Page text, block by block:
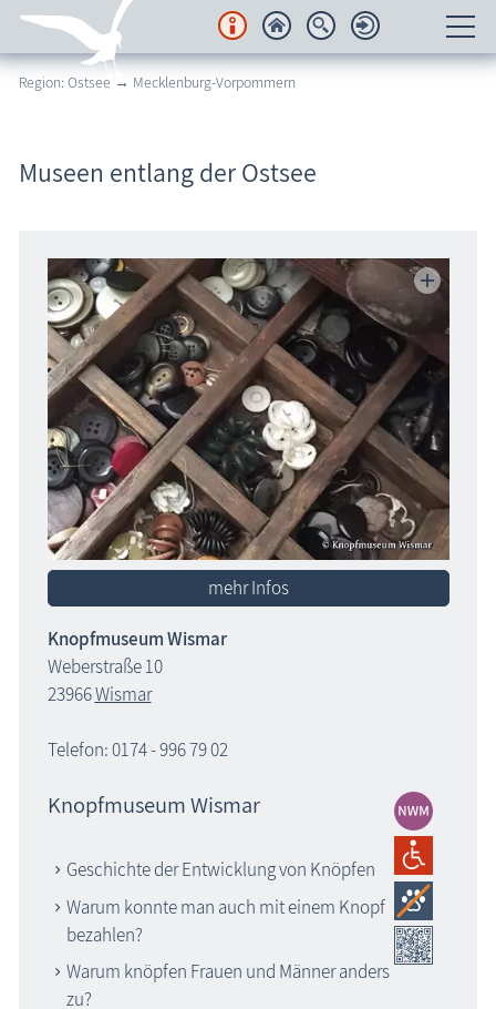
Unterkünfte
Karten
Freizeit
Wissenswertes
Veranstaltungen
Blog
Region: Ostsee → Mecklenburg-Vorpommern
Museen entlang der Ostsee
mehr Infos
Knopfmuseum Wismar
Weberstraße 10
23966Wismar
Telefon: 0174 - 996 79 02
Knopfmuseum Wismar
Geschichte der Entwicklung von Knöpfen
Warum konnte man auch mit einem Knopf
bezahlen?
Warum knöpfen Frauen und Männer anders
zu?